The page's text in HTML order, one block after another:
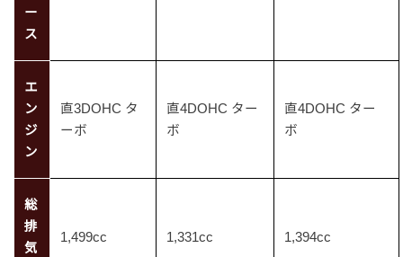
ー
ス
エ
ン
ジ
ン
直3DOHC タ
ーボ
直4DOHC ター
ボ
直4DOHC ター
ボ
総
排
気
1,499cc 1,331cc 1,394cc